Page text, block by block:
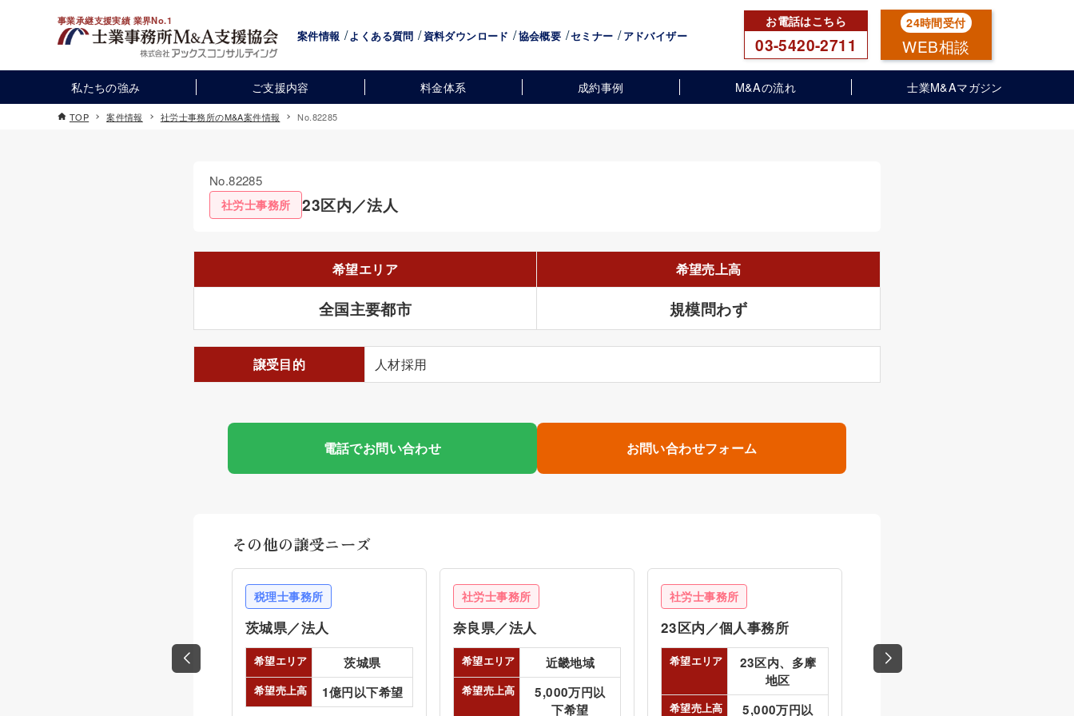
事業承継支援実績 業界No.1
案件情報 よくある質問 資料ダウンロード 協会概要 セミナー アドバイザー 03-5420-2711 WEB相談
私たちの強み ご支援内容 料金体系 成約事例 M&Aの流れ 士業M&Aマガジン
TOP 案件情報 社労士事務所のM&A案件情報 No.82285
No.82285
社労士事務所 23区内／法人
希望エリア 希望売上高
全国主要都市 規模問わず
譲受目的 人材採用
電話でお問い合わせ お問い合わせフォーム
その他の譲受ニーズ
税理士事務所
茨城県／法人
希望エリア 茨城県
希望売上高 1億円以下希望
社労士事務所
奈良県／法人
希望エリア 近畿地域
希望売上高
5,000万円以
下希望
社労士事務所
23区内／個人事務所
希望エリア
23区内、多摩
地区
希望売上高 5,000万円以
希望エリア